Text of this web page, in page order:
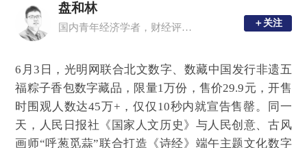
盘和林
国内青年经济学者，财经评论员 ＋关注
＋关注
6月3日，光明网联合北文数字、数藏中国发行非遗五
福粽子香包数字藏品，限量1万份，售价29.9元，开售
时围观人数达45万+，仅仅10秒内就宣告售罄。同一
天，人民日报社《国家人文历史》与人民创意、古风
画师“呼葱觅蒜”联合打造《诗经》端午主题文化数字